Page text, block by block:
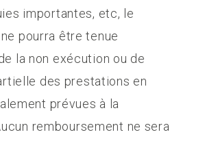
importantes, etc, le
pourra être tenue
la non exécution ou de
des prestations en
prévues à la
remboursement ne sera